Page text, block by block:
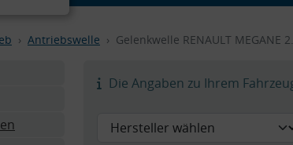
Antriebswelle Gelenkwelle RENAULT MEGANE
Die Angaben zu Ihrem